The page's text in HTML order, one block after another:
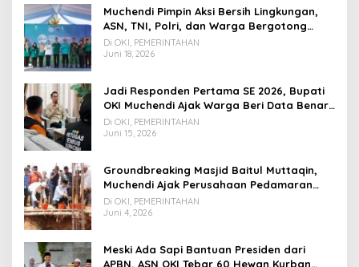
Muchendi Pimpin Aksi Bersih Lingkungan,
ASN, TNI, Polri, dan Warga Bergotong
Royong
Di OKI, PEMERINTAHAN
Juni 18, 2026
Jadi Responden Pertama SE 2026, Bupati
OKI Muchendi Ajak Warga Beri Data Benar
ke Petugas BPS
Di OKI, PEMERINTAHAN
Juni 15, 2026
Groundbreaking Masjid Baitul Muttaqin,
Muchendi Ajak Perusahaan Pedamaran
Timur Turut Bantu
Di OKI, PEMERINTAHAN
Juni 4, 2026
Meski Ada Sapi Bantuan Presiden dari
APBN, ASN OKI Tebar 60 Hewan Kurban